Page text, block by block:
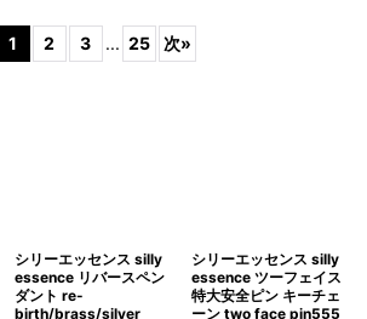
1 2 3 ... 25 次»
シリーエッセンス silly
essence リバースペン
ダント re-
birth/brass/silver
シリーエッセンス silly
essence ツーフェイス
特大安全ピン キーチェ
ーン two face pin555